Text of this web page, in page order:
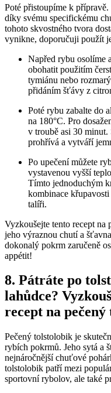
Poté přistoupíme k
díky svému specifickému
tohoto skvostného tvora
vynikne, doporučuji použít
Napřed rybu osolíme
obohatit použitím
tymiánu nebo
přidáním šťávy z
Poté rybu zabalte do
na 180°C. Pro
v troubě asi 30 minut.
prohřívá a vytváří
Po upečení můžete
vystavenou vyšší
Tímto jednoduchým
kombinace
talíři.
Vyzkoušejte tento recept na
jeho výraznou chutí a
dokonalý pokrm zaručeně
appétit!
8. Pátráte po
lahůdce?
recept na
Pečený tolstolobik je
rybích pokrmů. Jeho sytá a
nejnáročnější chuťové
tolstolobik patří mezi
sportovní rybolov, ale také